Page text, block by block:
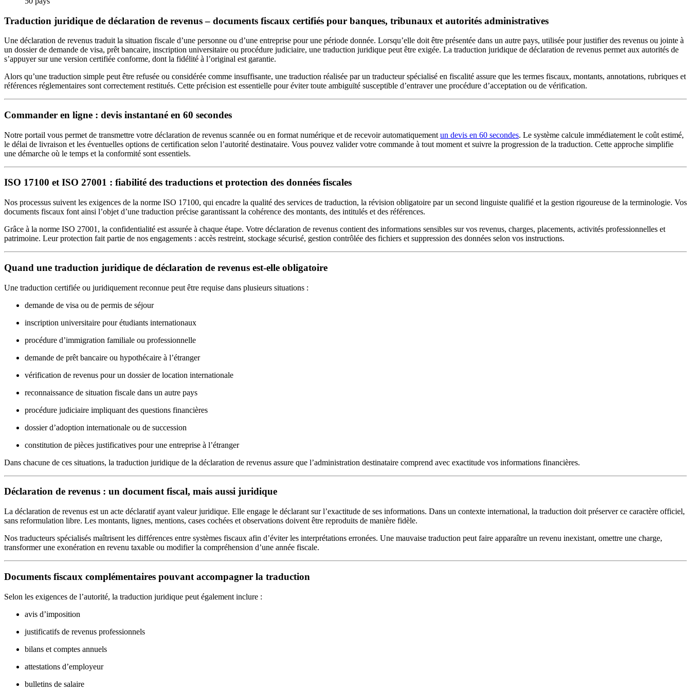
Traduction juridique de déclaration de revenus – documents fiscaux certifiés pour banques, tribunaux et autorités administratives
Une déclaration de revenus traduit la situation fiscale d’une personne ou d’une entreprise pour une période donnée. Lorsqu’elle doit être présentée dans un autre pays, utilisée pour justifier des revenus ou jointe à
un dossier de demande de visa, prêt bancaire, inscription universitaire ou procédure judiciaire, une traduction juridique peut être exigée. La traduction juridique de déclaration de revenus permet aux autorités de
s’appuyer sur une version certifiée conforme, dont la fidélité à l’original est garantie.
Alors qu’une traduction simple peut être refusée ou considérée comme insuffisante, une traduction réalisée par un traducteur spécialisé en fiscalité assure que les termes fiscaux, montants, annotations, rubriques et
références réglementaires sont correctement restitués. Cette précision est essentielle pour éviter toute ambiguïté susceptible d’entraver une procédure d’acceptation ou de vérification.
Commander en ligne : devis instantané en 60 secondes
Notre portail vous permet de transmettre votre déclaration de revenus scannée ou en format numérique et de recevoir automatiquement un devis en 60 secondes. Le système calcule immédiatement le coût estimé,
le délai de livraison et les éventuelles options de certification selon l’autorité destinataire. Vous pouvez valider votre commande à tout moment et suivre la progression de la traduction. Cette approche simplifie
une démarche où le temps et la conformité sont essentiels.
ISO 17100 et ISO 27001 : fiabilité des traductions et protection des données fiscales
Nos processus suivent les exigences de la norme ISO 17100, qui encadre la qualité des services de traduction, la révision obligatoire par un second linguiste qualifié et la gestion rigoureuse de la terminologie. Vos
documents fiscaux font ainsi l’objet d’une traduction précise garantissant la cohérence des montants, des intitulés et des références.
Grâce à la norme ISO 27001, la confidentialité est assurée à chaque étape. Votre déclaration de revenus contient des informations sensibles sur vos revenus, charges, placements, activités professionnelles et
patrimoine. Leur protection fait partie de nos engagements : accès restreint, stockage sécurisé, gestion contrôlée des fichiers et suppression des données selon vos instructions.
Quand une traduction juridique de déclaration de revenus est-elle obligatoire
Une traduction certifiée ou juridiquement reconnue peut être requise dans plusieurs situations :
demande de visa ou de permis de séjour
inscription universitaire pour étudiants internationaux
procédure d’immigration familiale ou professionnelle
demande de prêt bancaire ou hypothécaire à l’étranger
vérification de revenus pour un dossier de location internationale
reconnaissance de situation fiscale dans un autre pays
procédure judiciaire impliquant des questions financières
dossier d’adoption internationale ou de succession
constitution de pièces justificatives pour une entreprise à l’étranger
Dans chacune de ces situations, la traduction juridique de la déclaration de revenus assure que l’administration destinataire comprend avec exactitude vos informations financières.
Déclaration de revenus : un document fiscal, mais aussi juridique
La déclaration de revenus est un acte déclaratif ayant valeur juridique. Elle engage le déclarant sur l’exactitude de ses informations. Dans un contexte international, la traduction doit préserver ce caractère officiel,
sans reformulation libre. Les montants, lignes, mentions, cases cochées et observations doivent être reproduits de manière fidèle.
Nos traducteurs spécialisés maîtrisent les différences entre systèmes fiscaux afin d’éviter les interprétations erronées. Une mauvaise traduction peut faire apparaître un revenu inexistant, omettre une charge,
transformer une exonération en revenu taxable ou modifier la compréhension d’une année fiscale.
Documents fiscaux complémentaires pouvant accompagner la traduction
Selon les exigences de l’autorité, la traduction juridique peut également inclure :
avis d’imposition
justificatifs de revenus professionnels
bilans et comptes annuels
attestations d’employeur
bulletins de salaire